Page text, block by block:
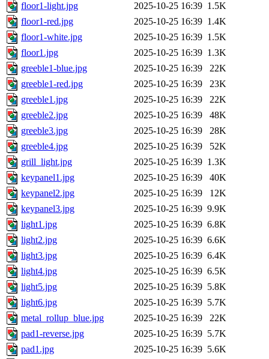
floor1-light.jpg
2025-10-25 16:39 1.5K
floor1-red.jpg
2025-10-25 16:39 1.4K
floor1-white.jpg
2025-10-25 16:39 1.5K
floor1.jpg
2025-10-25 16:39 1.3K
greeble1-blue.jpg
2025-10-25 16:39
22K
greeble1-red.jpg
2025-10-25 16:39
23K
greeble1.jpg
2025-10-25 16:39
22K
greeble2.jpg
2025-10-25 16:39
48K
greeble3.jpg
2025-10-25 16:39
28K
greeble4.jpg
2025-10-25 16:39
52K
grill_light.jpg
2025-10-25 16:39 1.3K
keypanel1.jpg
2025-10-25 16:39
40K
keypanel2.jpg
2025-10-25 16:39
12K
keypanel3.jpg
2025-10-25 16:39 9.9K
light1.jpg
2025-10-25 16:39 6.8K
light2.jpg
2025-10-25 16:39 6.6K
light3.jpg
2025-10-25 16:39 6.4K
light4.jpg
2025-10-25 16:39 6.5K
light5.jpg
2025-10-25 16:39 5.8K
light6.jpg
2025-10-25 16:39 5.7K
metal_rollup_blue.jpg
2025-10-25 16:39
22K
pad1-reverse.jpg
2025-10-25 16:39 5.7K
pad1.jpg
2025-10-25 16:39 5.6K